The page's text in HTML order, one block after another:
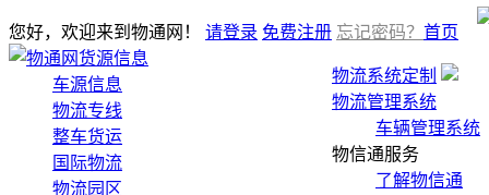
您好，欢迎来到物通网！ 请登录 免费注册 忘记密码？
物流系统定制
物流管理系统
车辆管理系统
物信通服务
了解物信通
首页
货源信息
车源信息
物流专线
整车货运
国际物流
物流园区